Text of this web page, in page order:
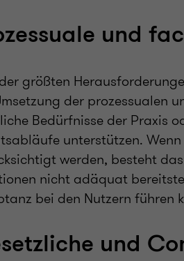
und
größten
der prozessualen
Bedürfnisse der Praxis
unterstützen.
werden, besteht
nicht adäquat
bei den Nutzern führen
und